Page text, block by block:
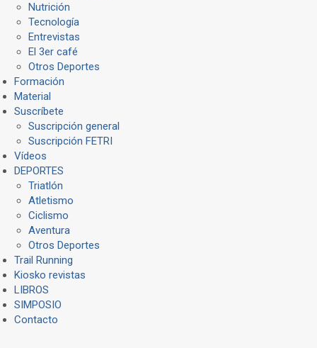
Nutrición
Tecnología
Entrevistas
El 3er café
Otros Deportes
Formación
Material
Suscríbete
Suscripción general
Suscripción FETRI
Vídeos
DEPORTES
Triatlón
Atletismo
Ciclismo
Aventura
Otros Deportes
Trail Running
Kiosko revistas
LIBROS
SIMPOSIO
Contacto